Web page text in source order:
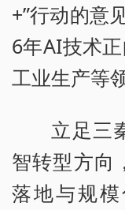
+”行动的意
6年AI技术正
工业生产等
立足三
智转型方向
落地与规